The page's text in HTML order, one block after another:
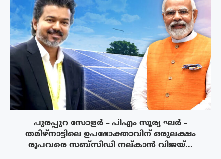
പുരപ്പുറ സോളർ – പിഎം സൂര്യ ഘർ –
തമിഴ്നാട്ടിലെ ഉപഭോക്താവിന് ഒരുലക്ഷം
രൂപവരെ സബ്സിഡി നല്കാൻ വിജയ്...